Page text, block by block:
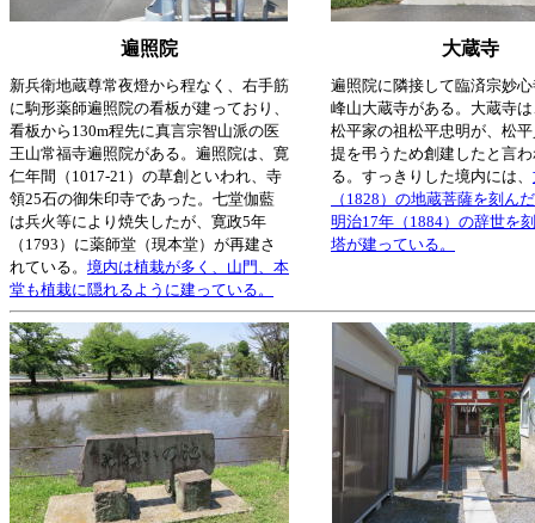
遍照院 大蔵寺
新兵衛地蔵尊常夜燈から程なく、右手筋
に駒形薬師遍照院の看板が建っており、
看板から130m程先に真言宗智山派の医
王山常福寺遍照院がある。遍照院は、寛
仁年間（1017-21）の草創といわれ、寺
領25石の御朱印寺であった。七堂伽藍
は兵火等により焼失したが、寛政5年
（1793）に薬師堂（現本堂）が再建さ
れている。 境内は植栽が多く、山門、本
堂も植栽に隠れるように建っている。
遍照院に隣接して臨済宗妙
峰山大蔵寺がある。大蔵寺
松平家の祖松平忠明が、松
提を弔うため創建したと言
る。すっきりした境内には、
（1828）の地蔵菩薩を刻ん
明治17年（1884）の辞世を
塔が建っている。